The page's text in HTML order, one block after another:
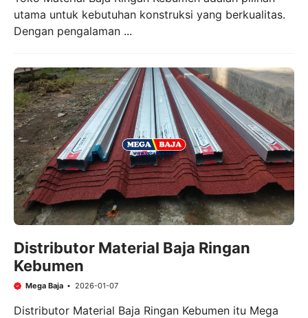
utama untuk kebutuhan konstruksi yang berkualitas.
Dengan pengalaman ...
Distributor Material Baja Ringan
Kebumen
Mega Baja 2026-01-07
Distributor Material Baja Ringan Kebumen itu Mega